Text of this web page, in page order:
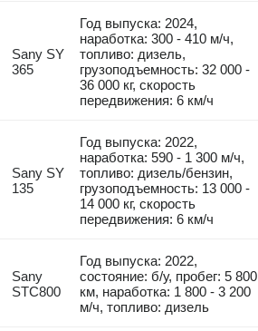
Sany SY
365
Год выпуска: 2024,
наработка: 300 - 410 м/ч,
топливо: дизель,
грузоподъемность: 32 000 -
36 000 кг, скорость
передвижения: 6 км/ч
Sany SY
135
Год выпуска: 2022,
наработка: 590 - 1 300 м/ч,
топливо: дизель/бензин,
грузоподъемность: 13 000 -
14 000 кг, скорость
передвижения: 6 км/ч
Sany
STC800
Год выпуска: 2022,
состояние: б/у, пробег: 5 800
км, наработка: 1 800 - 3 200
м/ч, топливо: дизель